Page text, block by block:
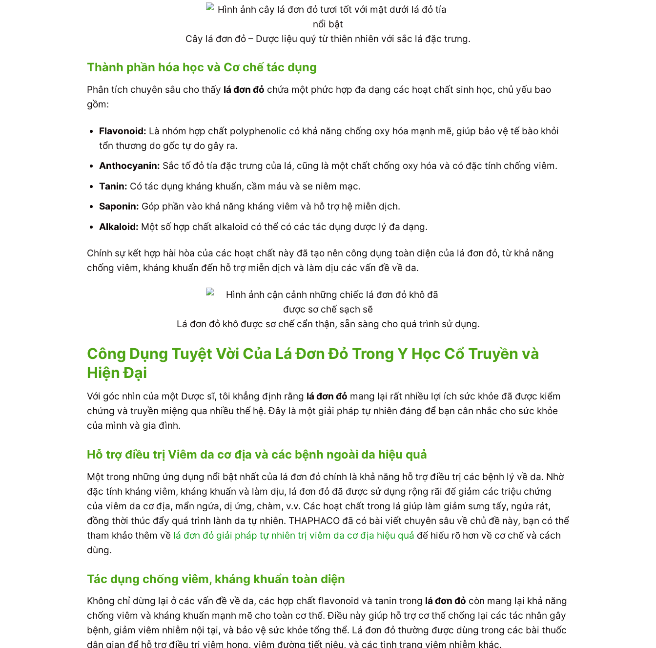
Cây lá đơn đỏ – Dược liệu quý từ thiên nhiên với sắc lá đặc trưng.
Thành phần hóa học và Cơ chế tác dụng
Phân tích chuyên sâu cho thấy lá đơn đỏ chứa một phức hợp đa dạng các hoạt chất sinh học, chủ yếu bao
gồm:
Flavonoid: Là nhóm hợp chất polyphenolic có khả năng chống oxy hóa mạnh mẽ, giúp bảo vệ tế bào khỏi
tổn thương do gốc tự do gây ra.
Anthocyanin: Sắc tố đỏ tía đặc trưng của lá, cũng là một chất chống oxy hóa và có đặc tính chống viêm.
Tanin: Có tác dụng kháng khuẩn, cầm máu và se niêm mạc.
Saponin: Góp phần vào khả năng kháng viêm và hỗ trợ hệ miễn dịch.
Alkaloid: Một số hợp chất alkaloid có thể có các tác dụng dược lý đa dạng.
Chính sự kết hợp hài hòa của các hoạt chất này đã tạo nên công dụng toàn diện của lá đơn đỏ, từ khả năng
chống viêm, kháng khuẩn đến hỗ trợ miễn dịch và làm dịu các vấn đề về da.
Lá đơn đỏ khô được sơ chế cẩn thận, sẵn sàng cho quá trình sử dụng.
Công Dụng Tuyệt Vời Của Lá Đơn Đỏ Trong Y Học Cổ Truyền và
Hiện Đại
Với góc nhìn của một Dược sĩ, tôi khẳng định rằng lá đơn đỏ mang lại rất nhiều lợi ích sức khỏe đã được kiểm
chứng và truyền miệng qua nhiều thế hệ. Đây là một giải pháp tự nhiên đáng để bạn cân nhắc cho sức khỏe
của mình và gia đình.
Hỗ trợ điều trị Viêm da cơ địa và các bệnh ngoài da hiệu quả
Một trong những ứng dụng nổi bật nhất của lá đơn đỏ chính là khả năng hỗ trợ điều trị các bệnh lý về da. Nhờ
đặc tính kháng viêm, kháng khuẩn và làm dịu, lá đơn đỏ đã được sử dụng rộng rãi để giảm các triệu chứng
của viêm da cơ địa, mẩn ngứa, dị ứng, chàm, v.v. Các hoạt chất trong lá giúp làm giảm sưng tấy, ngứa rát,
đồng thời thúc đẩy quá trình lành da tự nhiên. THAPHACO đã có bài viết chuyên sâu về chủ đề này, bạn có thể
tham khảo thêm về lá đơn đỏ giải pháp tự nhiên trị viêm da cơ địa hiệu quả để hiểu rõ hơn về cơ chế và cách
dùng.
Tác dụng chống viêm, kháng khuẩn toàn diện
Không chỉ dừng lại ở các vấn đề về da, các hợp chất flavonoid và tanin trong lá đơn đỏ còn mang lại khả năng
chống viêm và kháng khuẩn mạnh mẽ cho toàn cơ thể. Điều này giúp hỗ trợ cơ thể chống lại các tác nhân gây
bệnh, giảm viêm nhiễm nội tại, và bảo vệ sức khỏe tổng thể. Lá đơn đỏ thường được dùng trong các bài thuốc
dân gian để hỗ trợ điều trị viêm họng, viêm đường tiết niệu, và các tình trạng viêm nhiễm khác.